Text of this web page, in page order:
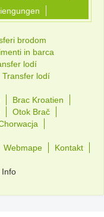
brodom
in barca
lodí
Transfer lodí
Brac Kroatien
Otok Brač
Webmape Kontakt